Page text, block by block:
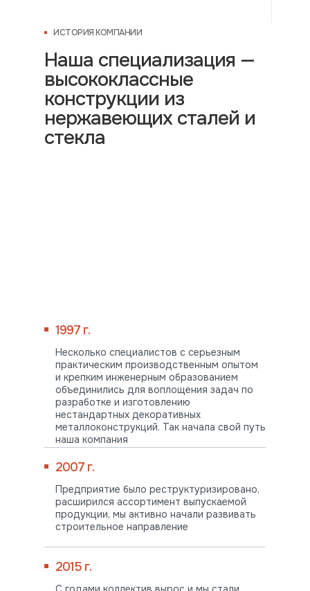
Наша специализация —
высококлассные
конструкции из
нержавеющих сталей и
стекла
1997 г.
ИСТОРИЯ КОМПАНИИ
Несколько специалистов с серьезным
практическим производственным опытом
и крепким инженерным образованием
объединились для воплощения задач по
разработке и изготовлению
нестандартных декоративных
металлоконструкций. Так начала свой путь
наша компания
2007 г.
Предприятие было реструктуризировано,
расширился ассортимент выпускаемой
продукции, мы активно начали развивать
строительное направление
2015 г.